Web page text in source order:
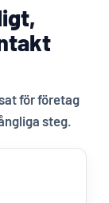
för företag
steg.